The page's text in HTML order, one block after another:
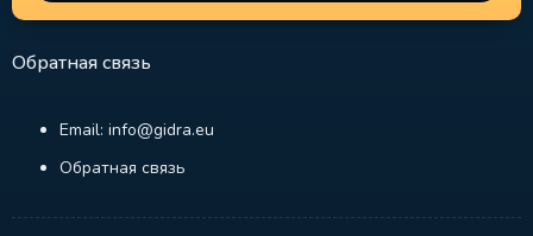
Обратная связь
Email: info@gidra.eu
Обратная связь